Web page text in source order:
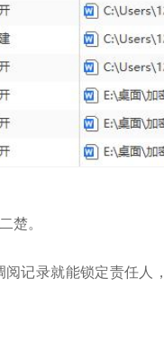
楚。
记录就能锁定责任人